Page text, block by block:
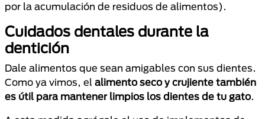
por la acumulación de residuos de alimentos).
Cuidados dentales durante la
dentición
Dale alimentos que sean amigables con sus dientes.
Como ya vimos, el alimento seco y crujiente también
es útil para mantener limpios los dientes de tu gato.